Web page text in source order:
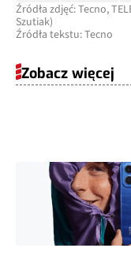
Źródła zdjęć: Tecno,
Szutiak)
Źródła tekstu: Tecno
Zobacz więcej